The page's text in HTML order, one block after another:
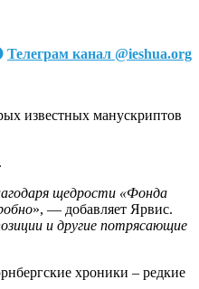
Телеграм канал @ieshua.org
известных манускриптов
щедрости «Фонда
», — добавляет Ярвис.
и другие потрясающие
хроники – редкие